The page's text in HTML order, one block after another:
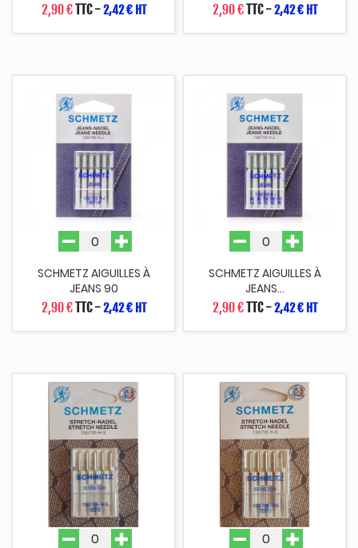
2,90 €TTC-2,42 € HT
2,90 €TTC-2,42 € HT
SCHMETZ AIGUILLES À
JEANS 90
2,90 €TTC-2,42 € HT
SCHMETZ AIGUILLES À
JEANS...
2,90 €TTC-2,42 € HT